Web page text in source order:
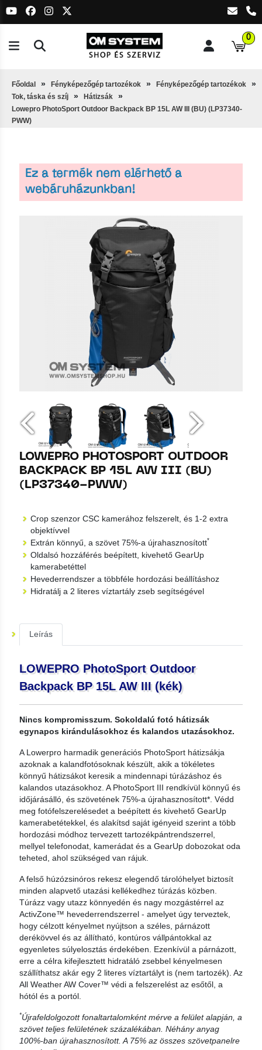
0
Főoldal Fényképezőgép tartozékok
Fényképezőgép tartozékok
Tok, táska és szíj
Hátizsák
Lowepro PhotoSport Outdoor Backpack BP 15L AW III (BU) (LP37340-
PWW)
Ez a termék nem elérhető a
webáruházunkban!
LOWEPRO PHOTOSPORT OUTDOOR
BACKPACK BP 15L AW III (BU)
(LP37340-PWW)
Crop szenzor CSC kamerához felszerelt, és 1-2 extra
objektívvel
Extrán könnyű, a szövet 75%-a újrahasznosított*
Oldalsó hozzáférés beépített, kivehető GearUp
kamerabetéttel
Hevederrendszer a többféle hordozási beállításhoz
Hidratálj a 2 literes víztartály zseb segítségével
Leírás
LOWEPRO PhotoSport Outdoor
Backpack BP 15L AW III (kék)
Nincs kompromisszum. Sokoldalú fotó hátizsák
egynapos kirándulásokhoz és kalandos utazásokhoz.
A Lowerpro harmadik generációs PhotoSport hátizsákja
azoknak a kalandfotósoknak készült, akik a tökéletes
könnyű hátizsákot keresik a mindennapi túrázáshoz és
kalandos utazásokhoz. A PhotoSport III rendkívül könnyű és
időjárásálló, és szövetének 75%-a újrahasznosított*. Védd
meg fotófelszerelésedet a beépített és kivehető GearUp
kamerabetétekkel, és alakítsd saját igényeid szerint a több
hordozási módhoz tervezett tartozékpántrendszerrel,
mellyel telefonodat, kamerádat és a GearUp dobozokat oda
teheted, ahol szükséged van rájuk.
A felső húzózsinóros rekesz elegendő tárolóhelyet biztosít
minden alapvető utazási kellékedhez túrázás közben.
Túrázz vagy utazz könnyedén és nagy mozgástérrel az
ActivZone™ hevederrendszerrel - amelyet úgy terveztek,
hogy célzott kényelmet nyújtson a széles, párnázott
derékövvel és az állítható, kontúros vállpántokkal az
egyenletes súlyelosztás érdekében. Ezenkívül a párnázott,
erre a célra kifejlesztett hidratáló zsebbel kényelmesen
szállíthatsz akár egy 2 literes víztartályt is (nem tartozék). Az
All Weather AW Cover™ védi a felszerelést az esőtől, a
hótól és a portól.
*Újrafeldolgozott fonaltartalomként mérve a felület alapján, a
szövet teljes felületének százalékában. Néhány anyag
100%-ban újrahasznosított. A 75% az összes szövetpanelre